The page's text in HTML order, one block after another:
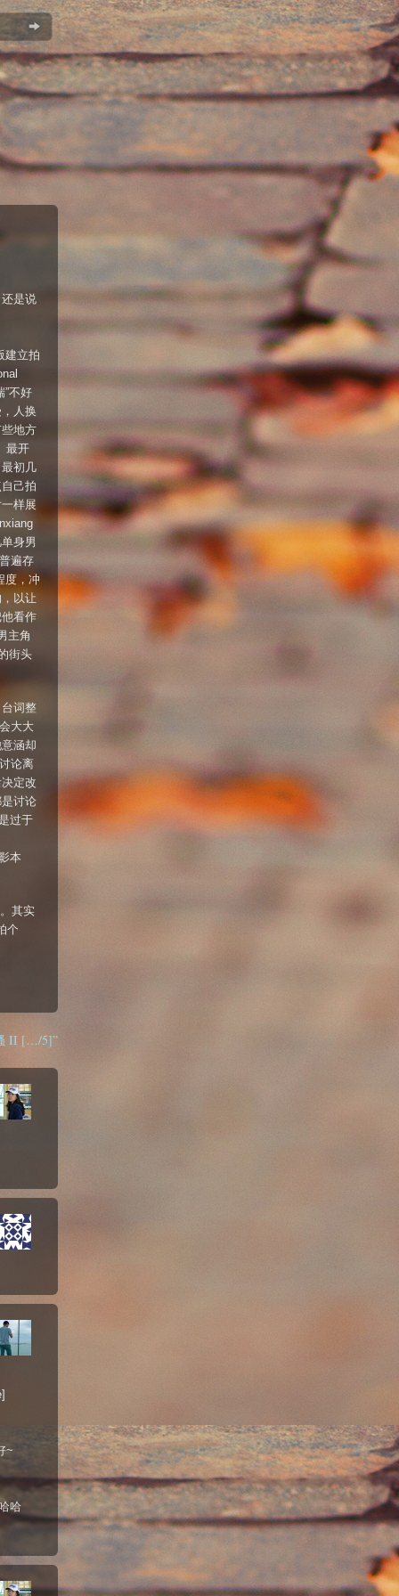
是说
建立拍
不好
人换
地方
最开
初几
己拍
样展
身男
遍存
度，冲
以让
看作
主角
街头
词整
大大
涵却
论离
定改
讨论
过于
本
其实
个
II […/5]”
~
哈